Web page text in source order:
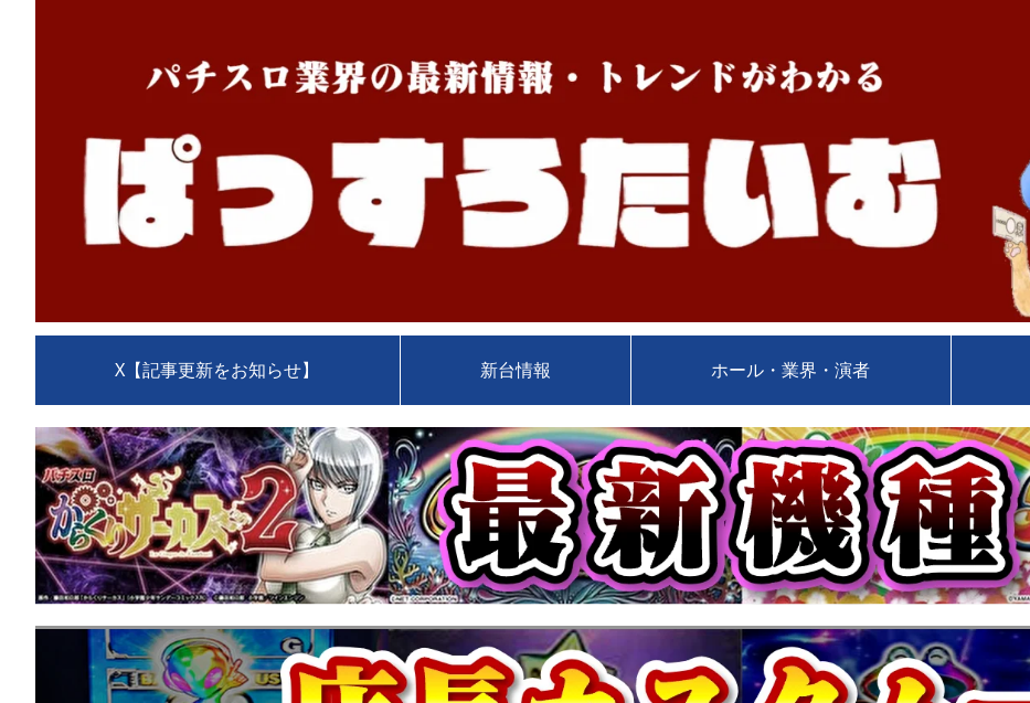
X【記事更新をお知らせ】 新台情報 ホール・業界・演者